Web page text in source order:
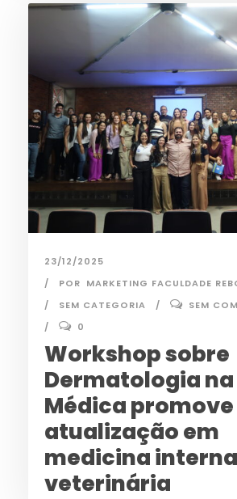
23/12/2025
POR MARKETING FACULDADE
SEM CATEGORIA
SEM
0
Workshop sobre
Dermatologia
Médica promove
atualização em
medicina interna
veterinária